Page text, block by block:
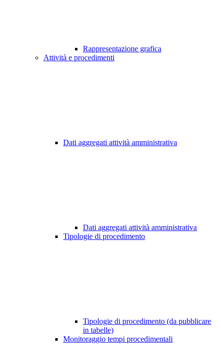
Rappresentazione grafica
Attività e procedimenti
Dati aggregati attività amministrativa
Dati aggregati attività amministrativa
Tipologie di procedimento
Tipologie di procedimento (da pubblicare
in tabelle)
Monitoraggio tempi procedimentali